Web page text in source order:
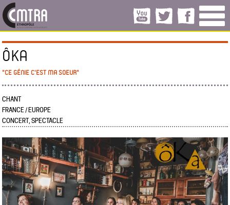
ÔKA
"CE GÉNIE C'EST MA SOEUR"
CHANT
FRANCE / EUROPE
CONCERT, SPECTACLE